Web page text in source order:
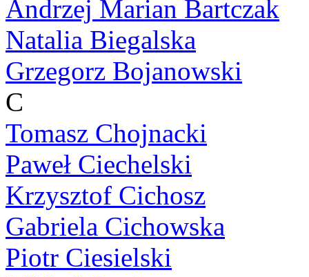
Andrzej Marian Bartczak
Natalia Biegalska
Grzegorz Bojanowski
C
Tomasz Chojnacki
Paweł Ciechelski
Krzysztof Cichosz
Gabriela Cichowska
Piotr Ciesielski